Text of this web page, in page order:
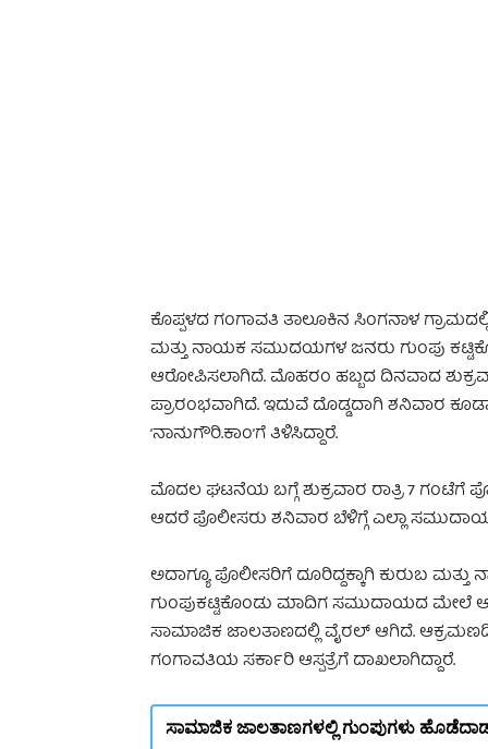
ಕೊಪ್ಪಳದ ಗಂಗಾವತಿ ತಾಲೂಕಿನ ಸಿಂಗನಾಳ
ಮತ್ತು ನಾಯಕ ಸಮುದಯಗಳ ಜನರು ಗುಂಪು
ಆರೋಪಿಸಲಾಗಿದೆ. ಮೊಹರಂ ಹಬ್ಬದ ದಿನವಾದ
ಪ್ರಾರಂಭವಾಗಿದೆ. ಇದುವೆ ದೊಡ್ಡದಾಗಿ ಶನಿವಾರ
‘ನಾನುಗೌರಿ.ಕಾಂ’ಗೆ ತಿಳಿಸಿದ್ದಾರೆ.
ಮೊದಲ ಘಟನೆಯ ಬಗ್ಗೆ ಶುಕ್ರವಾರ ರಾತ್ರಿ 7 ಗಂಟೆಗೆ
ಆದರೆ ಪೊಲೀಸರು ಶನಿವಾರ ಬೆಳಿಗ್ಗೆ ಎಲ್ಲಾ
ಅದಾಗ್ಯೂ ಪೊಲೀಸರಿಗೆ ದೂರಿದ್ದಕ್ಕಾಗಿ ಕುರುಬ
ಗುಂಪುಕಟ್ಟಿಕೊಂಡು ಮಾದಿಗ ಸಮುದಾಯದ ಮೇಲೆ
ಸಾಮಾಜಿಕ ಜಾಲತಾಣದಲ್ಲಿ ವೈರಲ್ ಆಗಿದೆ.
ಗಂಗಾವತಿಯ ಸರ್ಕಾರಿ ಆಸ್ಪತ್ರೆಗೆ ದಾಖಲಾಗಿದ್ದಾರೆ.
ಸಾಮಾಜಿಕ ಜಾಲತಾಣಗಳಲ್ಲಿ ಗುಂಪುಗಳು